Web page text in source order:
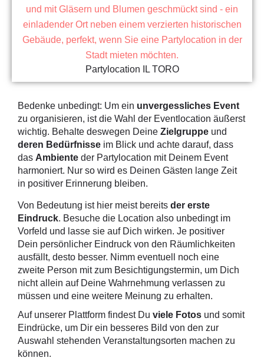
Partylocation IL TORO
Bedenke unbedingt: Um ein unvergessliches Event
zu organisieren, ist die Wahl der Eventlocation äußerst
wichtig. Behalte deswegen Deine Zielgruppe und
deren Bedürfnisse im Blick und achte darauf, dass
das Ambiente der Partylocation mit Deinem Event
harmoniert. Nur so wird es Deinen Gästen lange Zeit
in positiver Erinnerung bleiben.
Von Bedeutung ist hier meist bereits der erste
Eindruck. Besuche die Location also unbedingt im
Vorfeld und lasse sie auf Dich wirken. Je positiver
Dein persönlicher Eindruck von den Räumlichkeiten
ausfällt, desto besser. Nimm eventuell noch eine
zweite Person mit zum Besichtigungstermin, um Dich
nicht allein auf Deine Wahrnehmung verlassen zu
müssen und eine weitere Meinung zu erhalten.
Auf unserer Plattform findest Du viele Fotos und somit
Eindrücke, um Dir ein besseres Bild von den zur
Auswahl stehenden Veranstaltungsorten machen zu
können.